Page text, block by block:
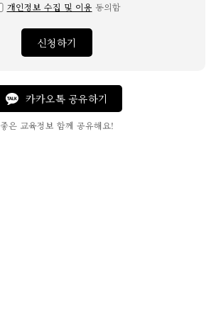
개인정보 수집 및 이용 동의함
신청하기
카카오톡 공유하기
좋은 교육정보 함께 공유해요!